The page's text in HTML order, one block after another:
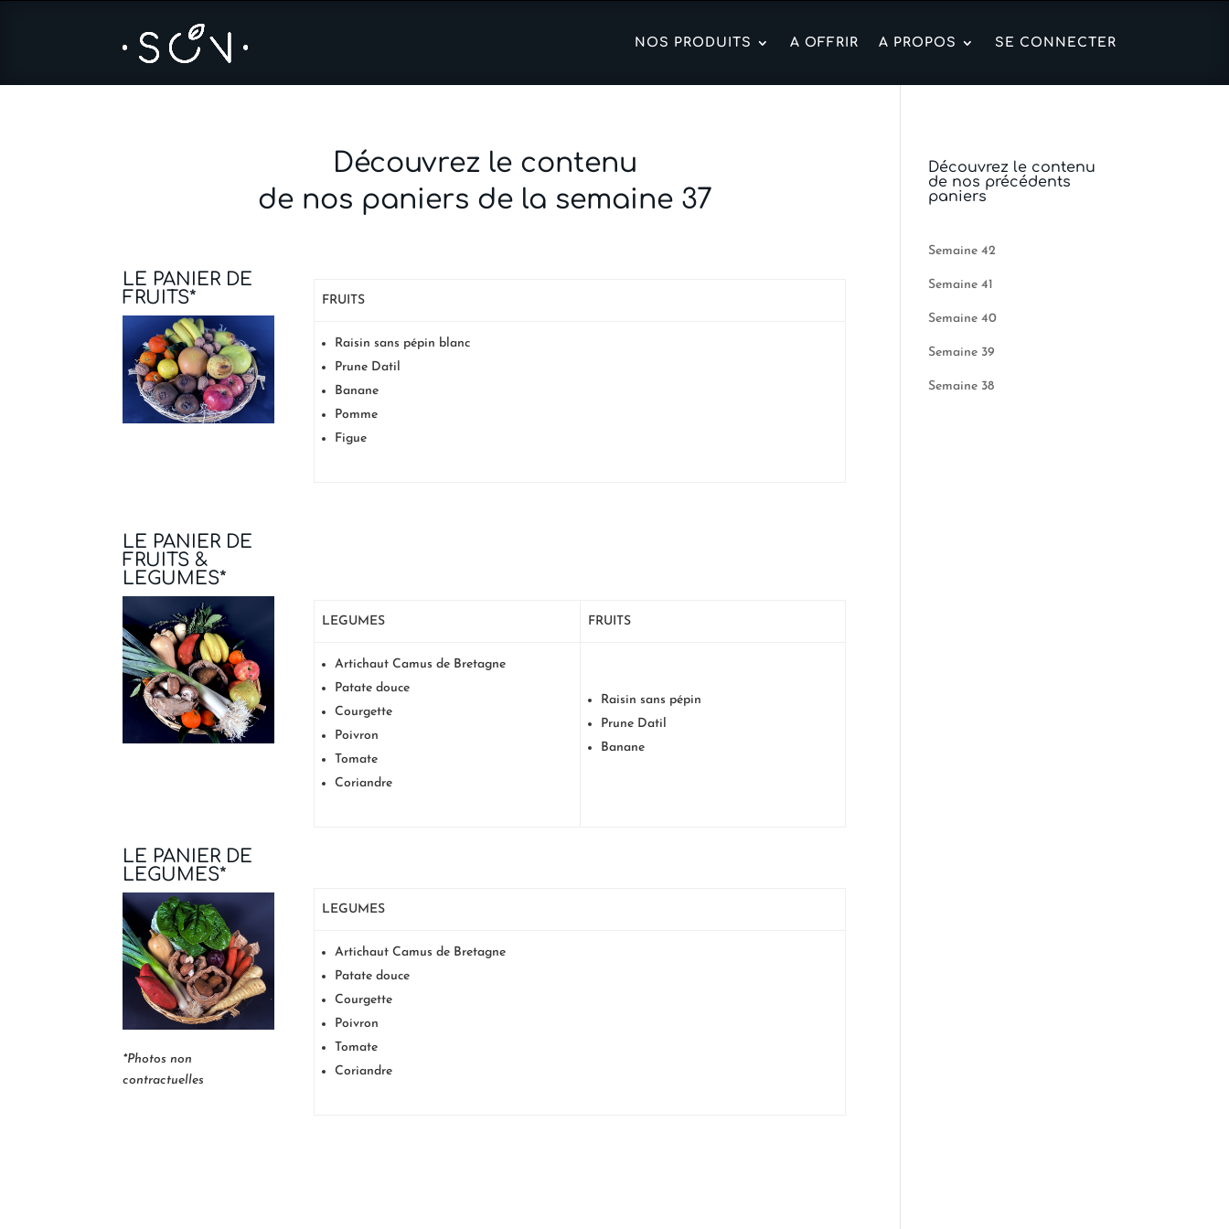
NOS PRODUITS A OFFRIR A PROPOS SE CONNECTER
Découvrez le contenu
de nos paniers de la semaine 37
LE PANIER DE
FRUITS*
FRUITS
Raisin sans pépin blanc
Prune Datil
Banane
Pomme
Figue
LE PANIER DE
FRUITS &
LEGUMES*
LEGUMES FRUITS
Artichaut Camus de Bretagne
Patate douce
Courgette
Poivron
Tomate
Coriandre
Raisin sans pépin
Prune Datil
Banane
LE PANIER DE
LEGUMES*
*Photos non
contractuelles
LEGUMES
Artichaut Camus de Bretagne
Patate douce
Courgette
Poivron
Tomate
Coriandre
Découvrez le contenu
de nos précédents
paniers
Semaine 42
Semaine 41
Semaine 40
Semaine 39
Semaine 38